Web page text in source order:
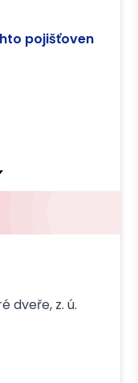
pojišťoven
dveře, z. ú.